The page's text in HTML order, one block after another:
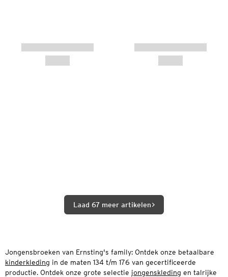
Laad 67 meer artikelen
Jongensbroeken van Ernsting's family: Ontdek onze betaalbare
kinderkleding in de maten 134 t/m 176 van gecertificeerde
productie. Ontdek onze grote selectie jongenskleding en talrijke